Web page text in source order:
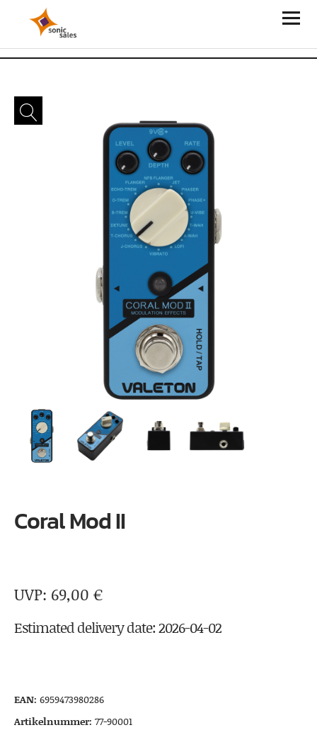
Sonic Sales
Coral Mod II
69,00 €
Estimated delivery date: 2026-04-02
EAN: 6959473980286
Artikelnummer: 77-90001